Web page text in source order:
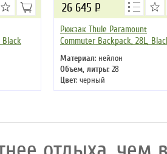
Black
Рюкзак Thule Paramount
Commuter Backpack, 28L,
Материал: нейлон
Объем, литры: 28
Цвет: черный
26 645 Р